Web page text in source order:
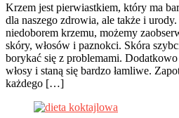
Krzem jest pierwiastkiem, który ma
dla naszego zdrowia, ale także i
niedoborem krzemu, możemy
skóry, włosów i paznokci. Skóra
borykać się z problemami.
włosy i staną się bardzo łamliwe.
każdego […]